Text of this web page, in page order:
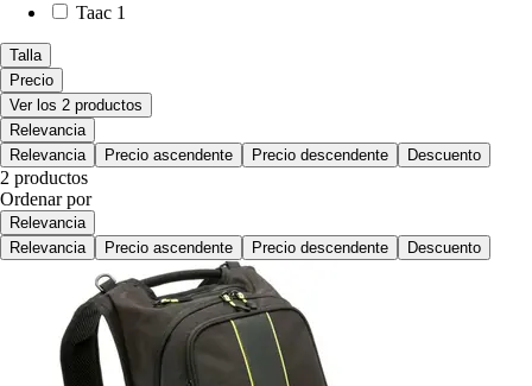
Taac 1
Talla
Precio
Ver los 2 productos
Relevancia
Relevancia
Precio ascendente Precio descendente Descuento
2 productos
Ordenar por
Relevancia
Relevancia
Precio ascendente Precio descendente Descuento